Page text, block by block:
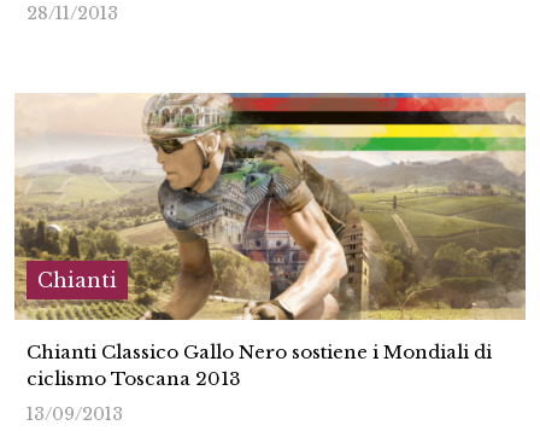
28/11/2013
Chianti
Chianti Classico Gallo Nero sostiene i Mondiali di
ciclismo Toscana 2013
13/09/2013